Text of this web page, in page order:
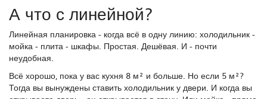
А что с линейной?
Линейная планировка - когда всё в одну линию: холодильник -
мойка - плита - шкафы. Простая. Дешёвая. И - почти
неудобная.
Всё хорошо, пока у вас кухня 8 м² и больше. Но если 5 м²?
Тогда вы вынуждены ставить холодильник у двери. И когда вы